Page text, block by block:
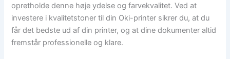
opretholde denne høje ydelse og farvekvalitet. Ved at
investere i kvalitetstoner til din Oki-printer sikrer du, at du
får det bedste ud af din printer, og at dine dokumenter altid
fremstår professionelle og klare.